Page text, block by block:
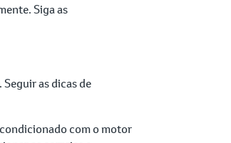
Siga as
as dicas de
com o motor